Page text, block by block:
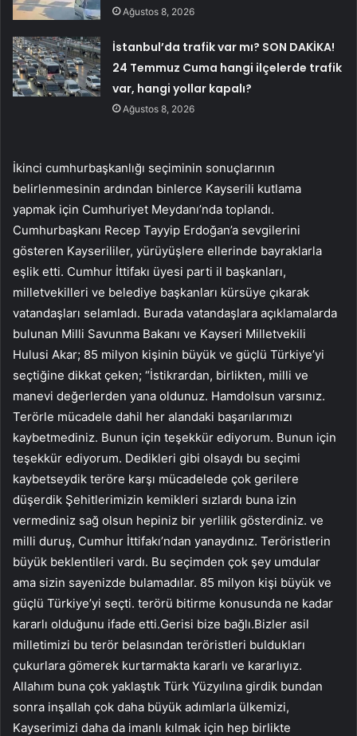
Ağustos 8, 2026
İstanbul’da trafik var mı? SON DAKİKA!
24 Temmuz Cuma hangi ilçelerde trafik
var, hangi yollar kapalı?
Ağustos 8, 2026
İkinci cumhurbaşkanlığı seçiminin sonuçlarının
belirlenmesinin ardından binlerce Kayserili kutlama
yapmak için Cumhuriyet Meydanı’nda toplandı.
Cumhurbaşkanı Recep Tayyip Erdoğan’a sevgilerini
gösteren Kayserililer, yürüyüşlere ellerinde bayraklarla
eşlik etti. Cumhur İttifakı üyesi parti il ​​başkanları,
milletvekilleri ve belediye başkanları kürsüye çıkarak
vatandaşları selamladı. Burada vatandaşlara açıklamalarda
bulunan Milli Savunma Bakanı ve Kayseri Milletvekili
Hulusi Akar; 85 milyon kişinin büyük ve güçlü Türkiye’yi
seçtiğine dikkat çeken; “İstikrardan, birlikten, milli ve
manevi değerlerden yana oldunuz. Hamdolsun varsınız.
Terörle mücadele dahil her alandaki başarılarımızı
kaybetmediniz. Bunun için teşekkür ediyorum. Bunun için
teşekkür ediyorum. Dedikleri gibi olsaydı bu seçimi
kaybetseydik teröre karşı mücadelede çok gerilere
düşerdik Şehitlerimizin kemikleri sızlardı buna izin
vermediniz sağ olsun hepiniz bir yerlilik gösterdiniz. ve
milli duruş, Cumhur İttifakı’ndan yanaydınız. Teröristlerin
büyük beklentileri vardı. Bu seçimden çok şey umdular
ama sizin sayenizde bulamadılar. 85 milyon kişi büyük ve
güçlü Türkiye’yi seçti. terörü bitirme konusunda ne kadar
kararlı olduğunu ifade etti.Gerisi bize bağlı.Bizler asil
milletimizi bu terör belasından teröristleri buldukları
çukurlara gömerek kurtarmakta kararlı ve kararlıyız.
Allahım buna çok yaklaştık Türk Yüzyılına girdik bundan
sonra inşallah çok daha büyük adımlarla ülkemizi,
Kayserimizi daha da imanlı kılmak için hep birlikte